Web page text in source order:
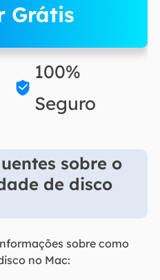
Grátis

100%
Seguro
sobre o
de disco
sobre como
no Mac: